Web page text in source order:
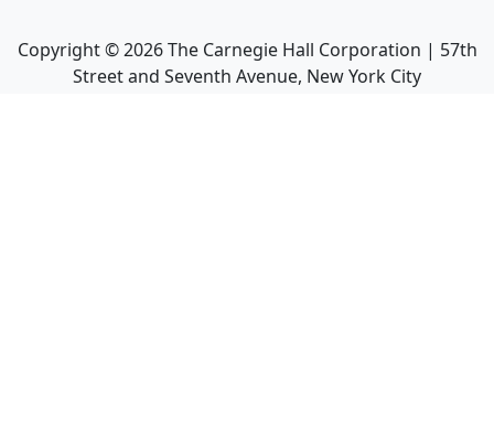
Copyright ©2026The Carnegie Hall Corporation | 57th
Street and Seventh Avenue, New York City